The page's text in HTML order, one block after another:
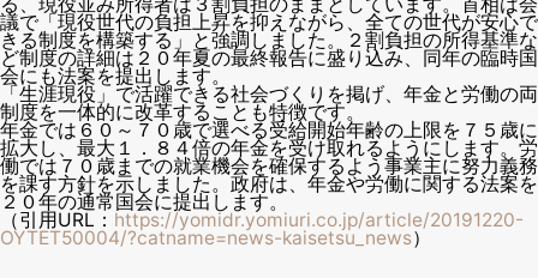
議で「現役世代の負担上昇を抑えながら、全ての世代が安心で
きる制度を構築する」と強調しました。２割負担の所得基準な
ど制度の詳細は２０年夏の最終報告に盛り込み、同年の臨時国
会にも法案を提出します。
「生涯現役」で活躍できる社会づくりを掲げ、年金と労働の両
制度を一体的に改革することも特徴です。
年金では６０～７０歳で選べる受給開始年齢の上限を７５歳に
拡大し、最大１．８４倍の年金を受け取れるようにします。労
働では７０歳までの就業機会を確保するよう事業主に努力義務
を課す方針を示しました。政府は、年金や労働に関する法案を
２０年の通常国会に提出します。
（引用URL： https://yomidr.yomiuri.co.jp/article/20191220-
OYTET50004/?catname=news-kaisetsu_news）